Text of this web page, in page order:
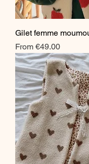
Gilet femme
From €49.00
Sale Price